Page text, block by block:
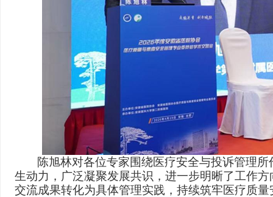
陈旭林对各位专家围绕医疗安全与投诉管理
生动力，广泛凝聚发展共识，进一步明晰了工作
交流成果转化为具体管理实践，持续筑牢医疗质